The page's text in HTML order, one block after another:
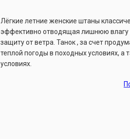
Лёгкие летние женские штаны
эффективно отводящая лишнюю влагу
защиту от ветра. Танок , за счет
теплой погоды в походных условиях, а
условиях.